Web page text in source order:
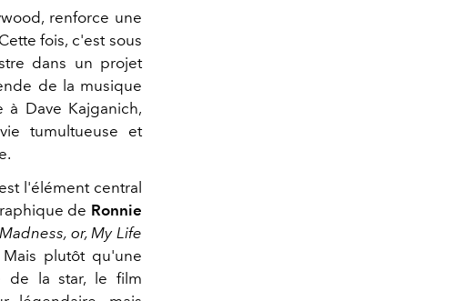
renforce une
fois, c'est sous
dans un projet
de la musique
Dave Kajganich,
tumultueuse et
l'élément central
de Ronnie
or, My Life
plutôt qu'une
de la star, le film